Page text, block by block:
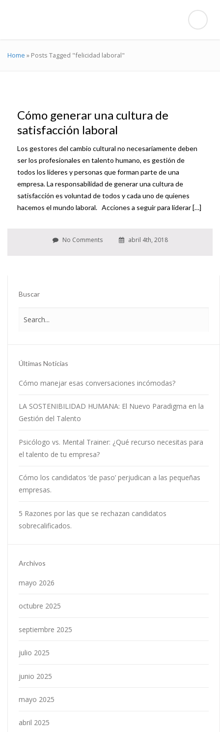
Home » Posts Tagged "felicidad laboral"
Cómo generar una cultura de
satisfacción laboral
Los gestores del cambio cultural no necesariamente deben
ser los profesionales en talento humano, es gestión de
todos los líderes y personas que forman parte de una
empresa. La responsabilidad de generar una cultura de
satisfacción es voluntad de todos y cada uno de quienes
hacemos el mundo laboral. Acciones a seguir para liderar […]
No Comments abril 4th, 2018
Buscar
Últimas Noticias
Cómo manejar esas conversaciones incómodas?
LA SOSTENIBILIDAD HUMANA: El Nuevo Paradigma en la
Gestión del Talento
Psicólogo vs. Mental Trainer: ¿Qué recurso necesitas para
el talento de tu empresa?
Cómo los candidatos ‘de paso’ perjudican a las pequeñas
empresas.
5 Razones por las que se rechazan candidatos
sobrecalificados.
Archivos
mayo 2026
octubre 2025
septiembre 2025
julio 2025
junio 2025
mayo 2025
abril 2025